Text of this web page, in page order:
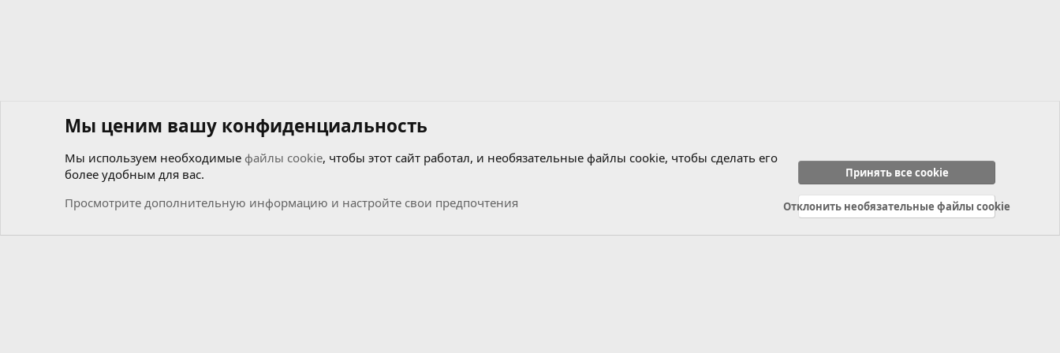
Форумы
Политика конфиденциальности Справка Главная
R
Мы ценим вашу конфиденциальность
Мы используем необходимые файлы cookie, чтобы этот сайт работал, и необязательные файлы cookie, чтобы сделать его
более удобным для вас.
Просмотрите дополнительную информацию и настройте свои предпочтения
Принять все cookie
Отклонить необязательные файлы cookie